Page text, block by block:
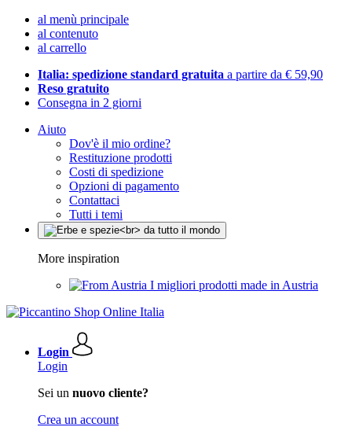
al menù principale
al contenuto
al carrello
Italia: spedizione standard gratuita a partire da € 59,90
Reso gratuito
Consegna in 2 giorni
Aiuto
Dov'è il mio ordine?
Restituzione prodotti
Costi di spedizione
Opzioni di pagamento
Contattaci
Tutti i temi
More inspiration
I migliori prodotti made in Austria
Login
Login
Sei un nuovo cliente?
Crea un account